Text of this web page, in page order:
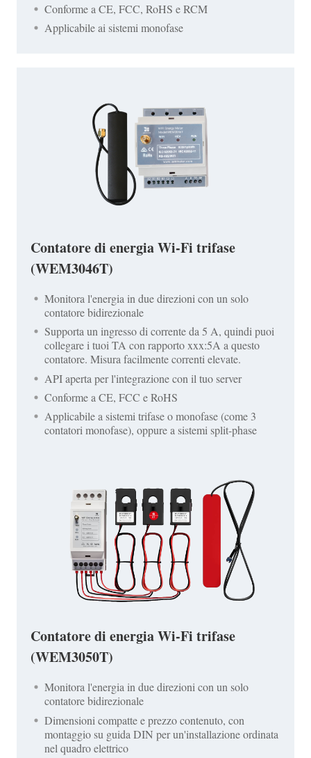
Conforme a CE, FCC, RoHS e RCM
Applicabile ai sistemi monofase
Contatore di energia Wi-Fi trifase
(WEM3046T)
Monitora l'energia in due direzioni con un solo
contatore bidirezionale
Supporta un ingresso di corrente da 5 A, quindi puoi
collegare i tuoi TA con rapporto xxx:5A a questo
contatore. Misura facilmente correnti elevate.
API aperta per l'integrazione con il tuo server
Conforme a CE, FCC e RoHS
Applicabile a sistemi trifase o monofase (come 3
contatori monofase), oppure a sistemi split-phase
Contatore di energia Wi-Fi trifase
(WEM3050T)
Monitora l'energia in due direzioni con un solo
contatore bidirezionale
Dimensioni compatte e prezzo contenuto, con
montaggio su guida DIN per un'installazione ordinata
nel quadro elettrico